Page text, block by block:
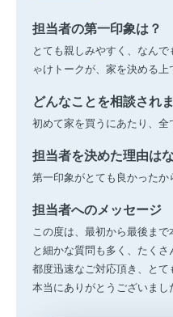
担当者の第一印象は？
とても親しみやすく、なん
ゃけトークが、家を決める上
どんなことを相談され
初めて家を買うにあたり、全
担当者を決めた理由は
第一印象がとても良かったか
担当者へのメッセージ
この度は、最初から最後ま
と細かな質問も多く、たく
都度迅速なご対応頂き、とて
本当にありがとうございまし